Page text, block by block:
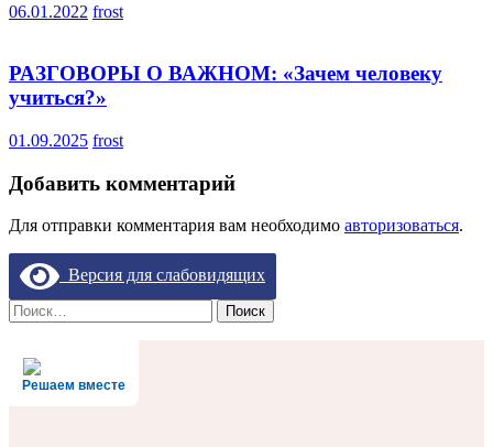
06.01.2022 frost
РАЗГОВОРЫ О ВАЖНОМ: «Зачем человеку
учиться?»
01.09.2025 frost
Добавить комментарий
Для отправки комментария вам необходимо авторизоваться.
Версия для слабовидящих
Найти:
Решаем вместе